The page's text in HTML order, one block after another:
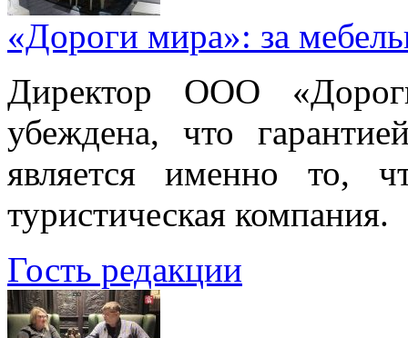
«Дороги мира»: за
Директор ООО
убеждена, что
является именно то,
туристическая компания.
Гость редакции